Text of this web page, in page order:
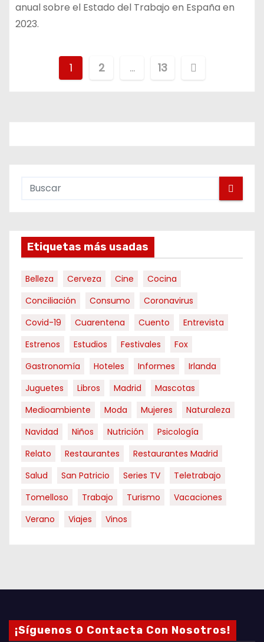
anual sobre el Estado del Trabajo en España en
2023.
a
i
ó
n
d
e
e
n
t
r
d
1 2 … 13
Etiquetas más usadas
Belleza Cerveza Cine
Cocina
Conciliación
Consumo
Coronavirus
Covid-19
Cuarentena Cuento
Entrevista
Estrenos
Estudios Festivales
Fox
Gastronomía
Hoteles Informes
Irlanda
Juguetes
Libros Madrid
Mascotas
Medioambiente
Moda Mujeres
Naturaleza
Navidad
Niños Nutrición
Psicología
Relato
Restaurantes
Restaurantes Madrid
Salud
San Patricio Series TV
Teletrabajo
Tomelloso
Trabajo Turismo
Vacaciones
Verano
Viajes Vinos
¡Síguenos O Contacta Con Nosotros!